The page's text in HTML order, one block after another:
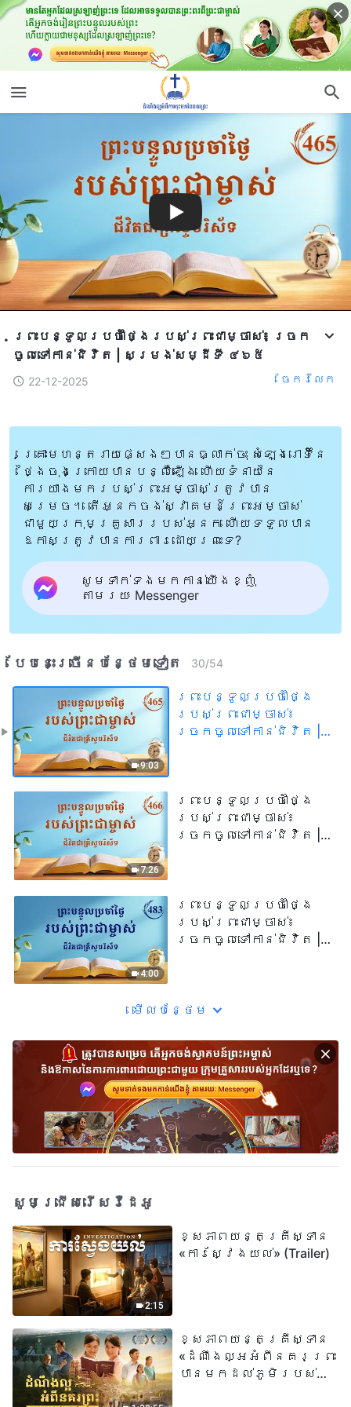
ព្រះបន្ទូលប្រចាំថ្ងៃរបស់ព្រះជាម្ចាស់៖ ច្រក
ចូលទៅកាន់ជិវិត | សម្រង់​សម្ដីទី ៤៦៥
22-12-2025 ចែក​រំលែក
គ្រោះមហន្តរាយផ្សេងៗបានធ្លាក់ចុះ សំឡេងរោទិ៍នៃ
ថ្ងៃចុងក្រោយបានបន្លឺឡើង ហើយទំនាយនៃ
ការយាងមករបស់ព្រះអម្ចាស់ត្រូវបាន
សម្រេច។ តើអ្នកចង់ស្វាគមន៍ព្រះអម្ចាស់
ជាមួយក្រុមគ្រួសាររបស់អ្នក ហើយទទួលបាន
ឱកាសត្រូវបានការពារដោយព្រះទេ?
សូមទាក់ទងមកកាន់យើងខ្ញុំ
តាមរយៈ Messenger
បែបនេះ​ច្រើនបន្ថែម​ទៀត​ 30/54
9:03
ព្រះបន្ទូលប្រចាំថ្ងៃ
របស់ព្រះជាម្ចាស់៖
ច្រកចូលទៅកាន់ជិវិត |
7:26
ព្រះបន្ទូលប្រចាំថ្ងៃ
របស់ព្រះជាម្ចាស់៖
ច្រកចូលទៅកាន់ជិវិត |
4:00
ព្រះបន្ទូលប្រចាំថ្ងៃ
របស់ព្រះជាម្ចាស់៖
ច្រកចូលទៅកាន់ជិវិត |
មើល​​បន្ថែម​
សូមជ្រើសរើសវីដេអូ
2:15
ខ្សែភាពយន្តគ្រីស្ទាន
«ការស្វែងយល់» (Trailer)
ខ្សែភាពយន្តគ្រីស្ទាន
«ដំណឹងល្អអំពីនគរព្រះ
បានមកដល់​ភូមិរបស់